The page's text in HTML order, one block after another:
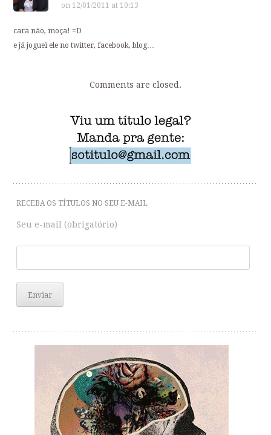
on 12/01/2011 at 10:13
cara não, moça! =D
e já joguei ele no twitter, facebook, blog…
Comments are closed.
RECEBA OS TÍTULOS NO SEU E-MAIL
Seu e-mail (obrigatório)